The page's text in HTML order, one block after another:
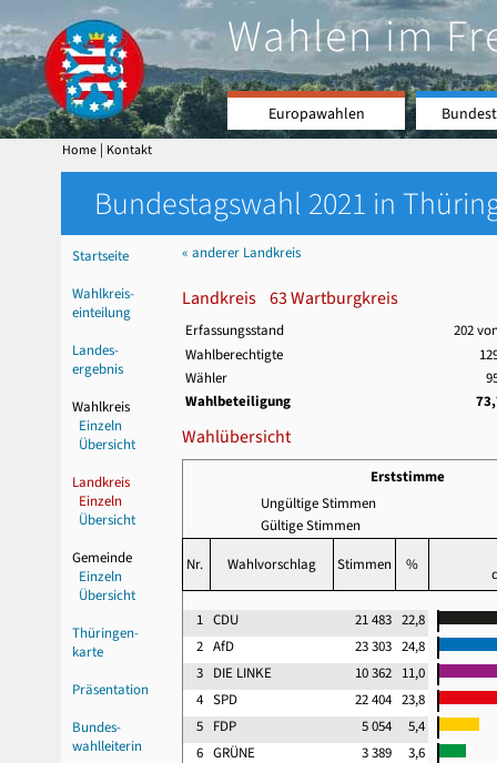
Wahlen im
Europawahlen
Home | Kontakt
Bundestagswahl 2021 in
Startseite
Wahlkreis-
einteilung
Landes-
ergebnis
Wahlkreis
Einzeln
Übersicht
Landkreis
Einzeln
Übersicht
Gemeinde
Einzeln
Übersicht
Thüringen-
karte
Präsentation
Bundes-
wahlleiterin
« anderer Landkreis
Landkreis 63 Wartburgkreis
Erfassungsstand
202
Wahlberechtigte
Wähler
Wahlbeteiligung
Wahlübersicht
Erststimme
Ungültige Stimmen
Gültige Stimmen
Nr. Wahlvorschlag Stimmen %
1 CDU 21 483 22,8
2 AfD 23 303 24,8
3 DIE LINKE 10 362 11,0
4 SPD 22 404 23,8
5 FDP 5 054
5,4
6 GRÜNE 3 389
3,6